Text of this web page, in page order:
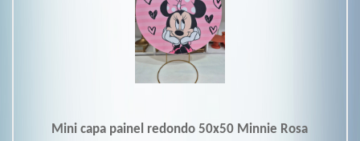
Mini capa painel redondo 50x50 Minnie Rosa